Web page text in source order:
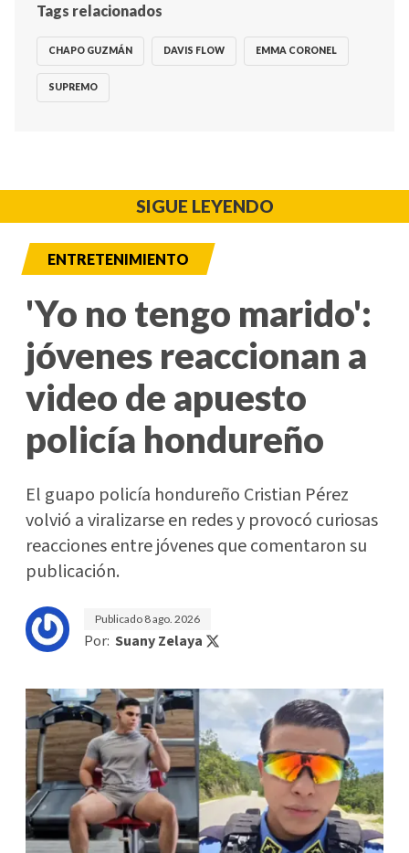
Tags relacionados
CHAPO GUZMÁN DAVIS FLOW EMMA CORONEL
SUPREMO
SIGUE LEYENDO
ENTRETENIMIENTO
'Yo no tengo marido':
jóvenes reaccionan a
video de apuesto
policía hondureño
El guapo policía hondureño Cristian Pérez
volvió a viralizarse en redes y provocó curiosas
reacciones entre jóvenes que comentaron su
publicación.
Publicado 8 ago. 2026
Por: Suany Zelaya